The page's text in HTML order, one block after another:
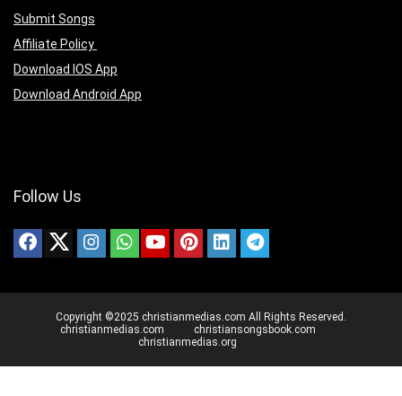
Submit Songs
Affiliate Policy
Download IOS App
Download Android App
Follow Us
Copyright ©2025 christianmedias.com All Rights Reserved.
christianmedias.com
christiansongsbook.com
christianmedias.org